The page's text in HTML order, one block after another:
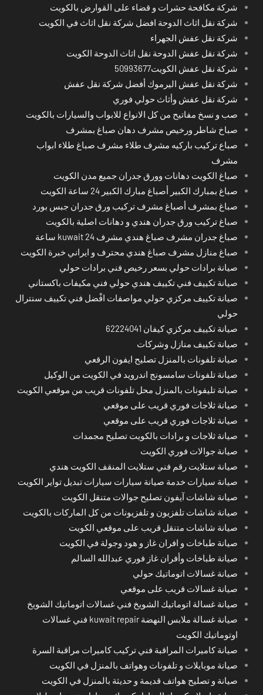
شركة مكافحة حشرات و قضاء على القوارض بالكويت
شركة نقل اثاث الدوحة افضل شركة نقل اثاث في الكويت
شركة نقل عفش الجهراء
شركة نقل عفش الدوحة نقل اثاث الدوحة الكويت
شركة نقل عفش الكويت50993677
شركة نقل عفش اليرموك أفضل شركة نقل عفش
شركة نقل عفش وأثاث حولي فوري
صب و نسخ مفاتيح من كل الانواع للابواب والسيارات بالكويت
صباخ شاطر ورخيص مشرف دهان صباغ بمشرف
صباع تركيب باركيه مشرف طلاء مشرف صباغ طلاء ابواب
مشرف
صباغ الكويت دهانات وورق جدران جميع مدن الكويت
صباغ بمبارك الكبير أصباغ مبارك الكبير 24 ساعة الكويت
صباغ بمشرف أصباغ مشرف تركيب ورق جدران جبس بورد
صباغ تركيب ورق جدران هندي و دهانات اصلية بالكويت
صباغ جدران مشرف صباغ هندي مشرف kuwait 24 ساعة
صباغ منازل مشرف صباغ هندي محترف و ايراني خبرة الكويت
صيانة برادات حولي بسعر رخيص فني برادات حولي
صيانة تكييف فني تكييف هندي حولي فني مكيفات باكستاني
صيانة تكييف مركزي حولي مواصفات افْضل فني تكييف سنترال
حولي
صيانة تكييف مركزي كيفان 62224041
صيانة تكييف منازل وشركات
صيانة تلفونات بالمنزل تصليح ايفون الرقعي
صيانة تلفونات سامسونج اندرويد في الكويت من الوكيل
صيانة تليفونات بالمنزل محل تلفونات قريب من موقعي الكويت
صيانة ثلاجات فوري قريب على موقعي
صيانة ثلاجات فوري قريب على موقعي
صيانة ثلاجات و برادات بالكويت تصليح مجمدات
صيانة جوالات فوري الكويت
صيانة ستلايت رقم فني ستلايت المنقف الكويت هندي
صيانة سيارات خدمة صيانة سيارات سيارات تبديل تواير الكويت
صيانة شاشات آيفون تصليح جوالات متنقل الكويت
صيانة شاشات تلفزيون و تلفزيونات من كل الماركات بالكويت
صيانة شاشات متنقل قريب على موقعي الكويت
صيانة طباخات و افران غاز و هود وجولة في الكويت
صيانة طباخات وأفران غاز فوري عبدالله السالم
صيانة غسالات اتوماتيك حولي
صيانة غسالات قريب على موقعي
صيانة غسالة اتوماتيك الشويخ فني غسالات اتوماتيك الشويخ
صيانة غسالة ملابس النهضة kuwait repair فني غسالات
اوتوماتيك الكويت
صيانة كاميرات المراقبة فني تركيب كاميرات مراقبة السرة
صيانة موبايلات و تلفونات وهواتف بالمنزل في الكويت
صيانة و تصليح هواتف قديمة و حديثة بالمنزل في الكويت